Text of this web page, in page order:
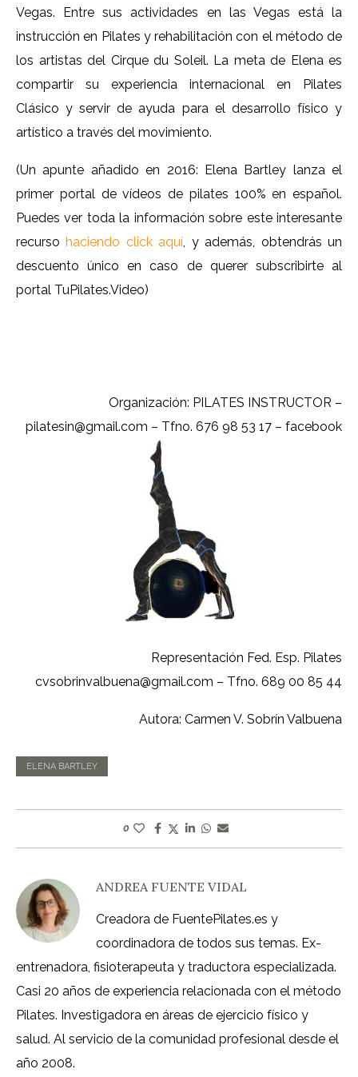
Vegas. Entre sus actividades en las Vegas está la
instrucción en Pilates y rehabilitación con el método de
los artistas del Cirque du Soleil. La meta de Elena es
compartir su experiencia internacional en Pilates
Clásico y servir de ayuda para el desarrollo físico y
artístico a través del movimiento.
(Un apunte añadido en 2016: Elena Bartley lanza el
primer portal de vídeos de pilates 100% en español.
Puedes ver toda la información sobre este interesante
recursohaciendo click aquí, y además, obtendrás un
descuento único en caso de querer subscribirte al
portal TuPilates.Video)
Organización: PILATES INSTRUCTOR –
pilatesin@gmail.com – Tfno. 676 98 53 17 – facebook
Representación Fed. Esp. Pilates
cvsobrinvalbuena@gmail.com – Tfno. 689 00 85 44
Autora: Carmen V. Sobrín Valbuena
ELENA BARTLEY
0
ANDREA FUENTE VIDAL
Creadora de FuentePilates.es y
coordinadora de todos sus temas. Ex-
entrenadora, fisioterapeuta y traductora especializada.
Casi 20 años de experiencia relacionada con el método
Pilates. Investigadora en áreas de ejercicio físico y
salud. Al servicio de la comunidad profesional desde el
año 2008.